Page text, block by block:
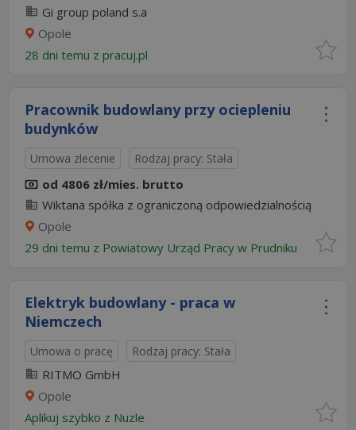
Gi group poland s.a
Opole
28 dni temu z pracuj.pl
Pracownik budowlany przy ociepleniu
budynków
Umowa zlecenie Rodzaj pracy: Stała
od 4806 zł/mies. brutto
Wiktana spółka z ograniczoną odpowiedzialnością
Opole
29 dni temu z Powiatowy Urząd Pracy w Prudniku
Elektryk budowlany - praca w
Niemczech
Umowa o pracę Rodzaj pracy: Stała
RITMO GmbH
Opole
Aplikuj szybko z Nuzle